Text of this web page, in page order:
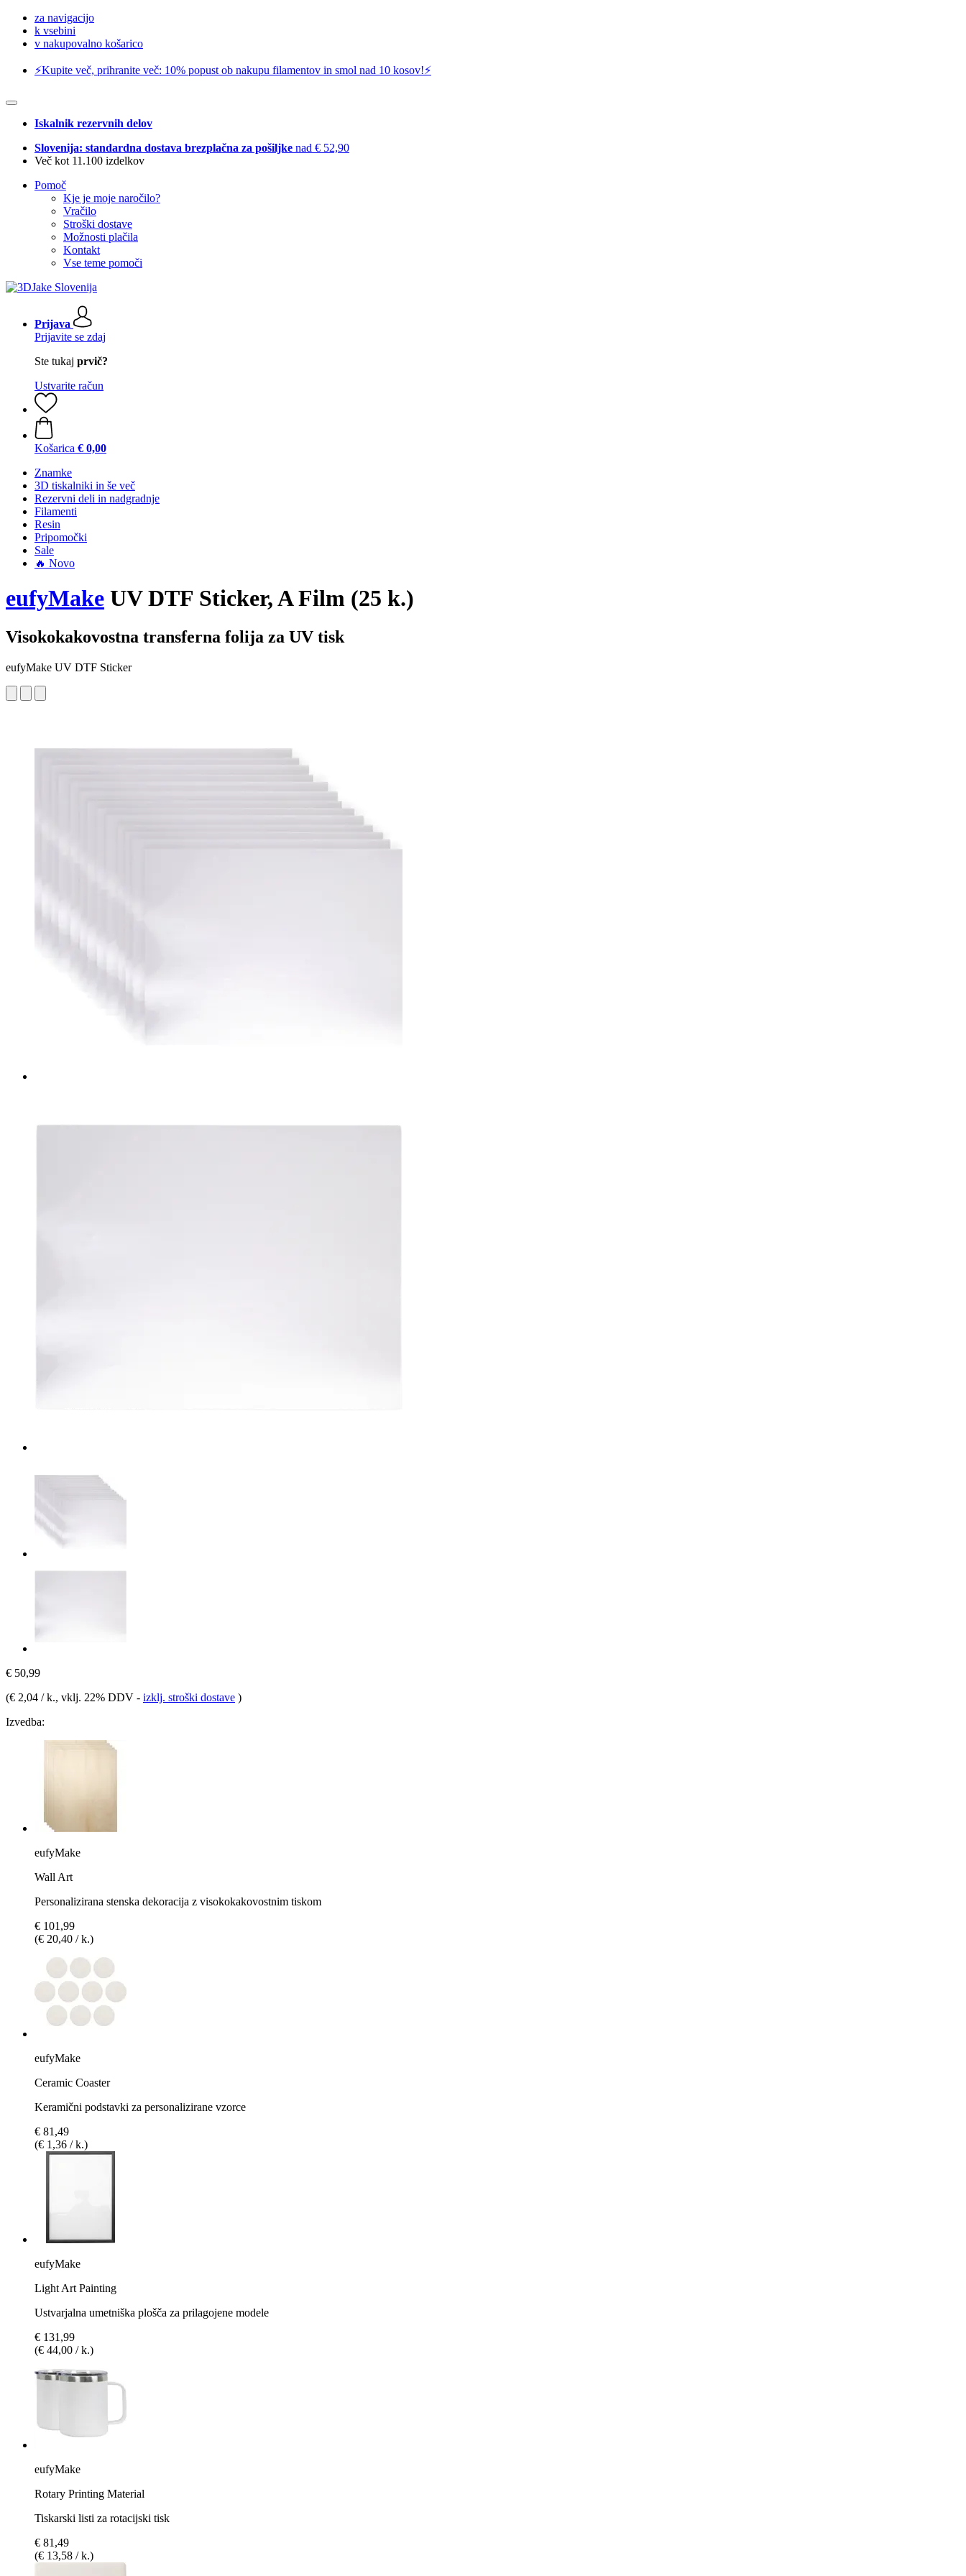
za navigacijo
k vsebini
v nakupovalno košarico
⚡️Kupite več, prihranite več: 10% popust ob nakupu filamentov in smol nad 10 kosov!⚡️
Iskalnik rezervnih delov
Slovenija: standardna dostava brezplačna za pošiljke nad € 52,90
Več kot 11.100 izdelkov
Pomoč
Kje je moje naročilo?
Vračilo
Stroški dostave
Možnosti plačila
Kontakt
Vse teme pomoči
Prijava
Prijavite se zdaj
Ste tukaj prvič?
Ustvarite račun
Košarica € 0,00
Znamke
3D tiskalniki in še več
Rezervni deli in nadgradnje
Filamenti
Resin
Pripomočki
Sale
🔥 Novo
eufyMake UV DTF Sticker, A Film (25 k.)
Visokokakovostna transferna folija za UV tisk
eufyMake UV DTF Sticker
€ 50,99
(€ 2,04 / k., vklj. 22% DDV - izklj. stroški dostave )
Izvedba:
eufyMake
Wall Art
Personalizirana stenska dekoracija z visokokakovostnim tiskom
€ 101,99
(€ 20,40 / k.)
eufyMake
Ceramic Coaster
Keramični podstavki za personalizirane vzorce
€ 81,49
(€ 1,36 / k.)
eufyMake
Light Art Painting
Ustvarjalna umetniška plošča za prilagojene modele
€ 131,99
(€ 44,00 / k.)
eufyMake
Rotary Printing Material
Tiskarski listi za rotacijski tisk
€ 81,49
(€ 13,58 / k.)